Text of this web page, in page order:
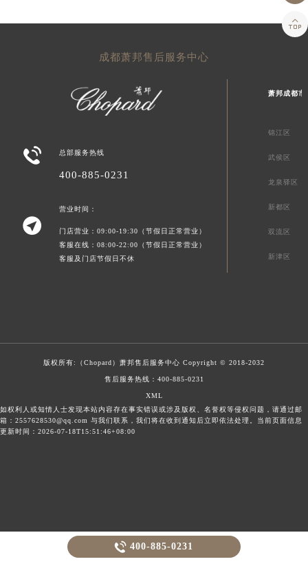
成都萧邦售后服务中心
 总部服务热线
400-885-0231

营业时间：
门店营业：09:00-19:30（节假日正常营业）
客服在线：08:00-22:00（节假日正常营业）
客服及门店节假日不休
萧邦成都市
锦江区
武侯区
龙泉驿区
新都区
双流区
新津区
版权所有:（Chopard） 萧邦售后服务中心 Copyright © 2018-2032
售后服务热线： 400-885-0231
XML
如权利人或知情人士发现本站内容存在事实错误或涉及版权、名誉权等侵权问题，请通过邮
箱：2557628530@qq.com 与我们联系，我们将在收到通知后立即依法处理。当前页面信息
更新时间：2026-07-18T15:51:46+08:00
 400-885-0231
